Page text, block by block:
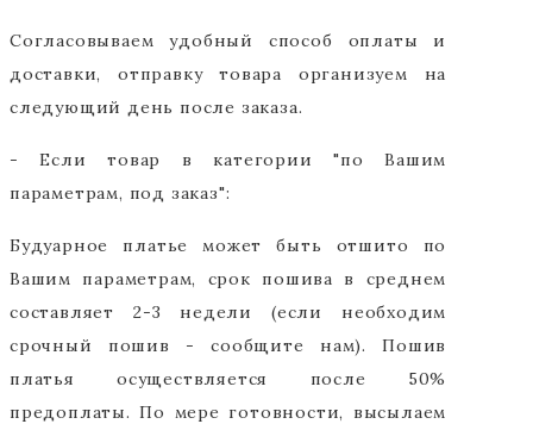
Согласовываем удобный способ оплаты и
доставки, отправку товара организуем на
следующий день после заказа.
- Если товар в категории "по Вашим
параметрам, под заказ":
Будуарное платье может быть отшито по
Вашим параметрам, срок пошива в среднем
составляет 2-3 недели (если необходим
срочный пошив - сообщите нам). Пошив
платья осуществляется после 50%
предоплаты. По мере готовности, высылаем